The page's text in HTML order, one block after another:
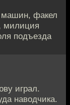
машин, факел
милиция
подъезда
играл.
наводчика.